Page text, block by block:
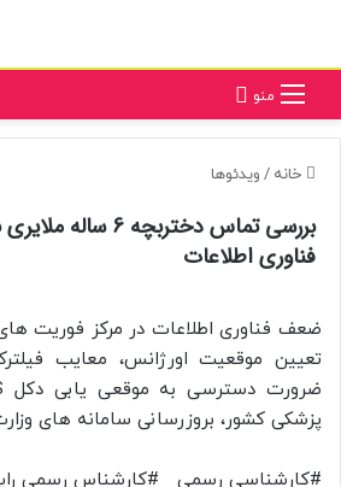
منو
خانه / ویدئوها
بررسی تماس دختربچه
فناوری اطلاعات
ضعف فناوری اطلاعات در مرکز فوریت
تعیین موقعیت اورژانس، معایب
پزشکی کشور، بروزرسانی سامانه های
#کارشناسی رسمی #کارشناس رسمی